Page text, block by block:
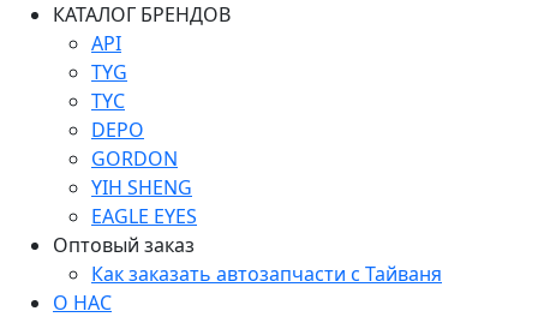
КАТАЛОГ БРЕНДОВ
API
TYG
TYC
DEPO
GORDON
YIH SHENG
EAGLE EYES
Оптовый заказ
Как заказать автозапчасти с Тайваня
О НАС